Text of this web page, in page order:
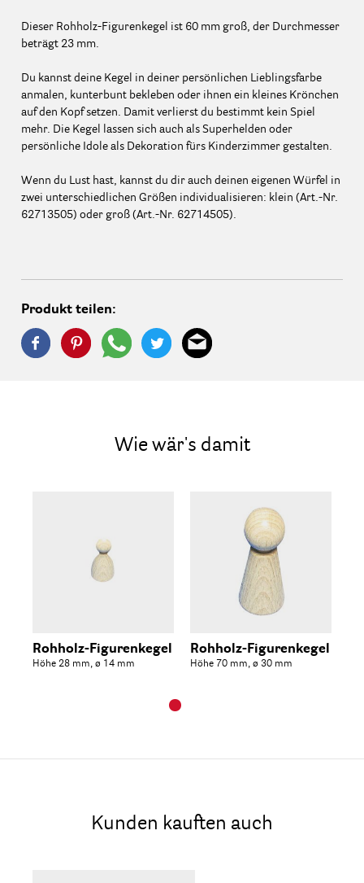
Dieser Rohholz-Figurenkegel ist 60 mm groß, der Durchmesser
beträgt 23 mm.
Du kannst deine Kegel in deiner persönlichen Lieblingsfarbe
anmalen, kunterbunt bekleben oder ihnen ein kleines Krönchen
auf den Kopf setzen. Damit verlierst du bestimmt kein Spiel
mehr. Die Kegel lassen sich auch als Superhelden oder
persönliche Idole als Dekoration fürs Kinderzimmer gestalten.
Wenn du Lust hast, kannst du dir auch deinen eigenen Würfel in
zwei unterschiedlichen Größen individualisieren: klein (Art.-Nr.
62713505) oder groß (Art.-Nr. 62714505).
Produkt teilen:
Wie wär's damit
Rohholz-Figurenkegel
Höhe 28 mm, ø 14 mm
Rohholz-Figurenkegel
Höhe 70 mm, ø 30 mm
Kunden kauften auch